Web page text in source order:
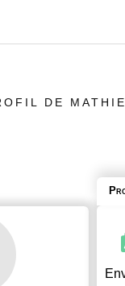
DE